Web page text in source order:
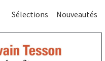
Sélections Nouveautés